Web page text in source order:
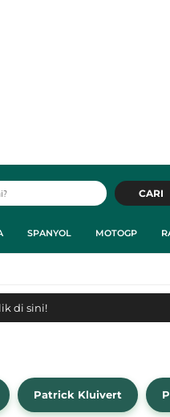
CARI
SPANYOL MOTOGP
di sini!
Patrick Kluivert